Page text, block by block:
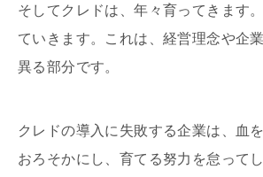
そしてクレドは、年々育ってきます
ていきます。これは、経営理念や企
異る部分です。
クレドの導入に失敗する企業は、血
おろそかにし、育てる努力を怠って